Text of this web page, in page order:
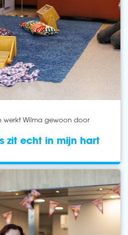
werkt Wilma gewoon door
zit echt in mijn hart